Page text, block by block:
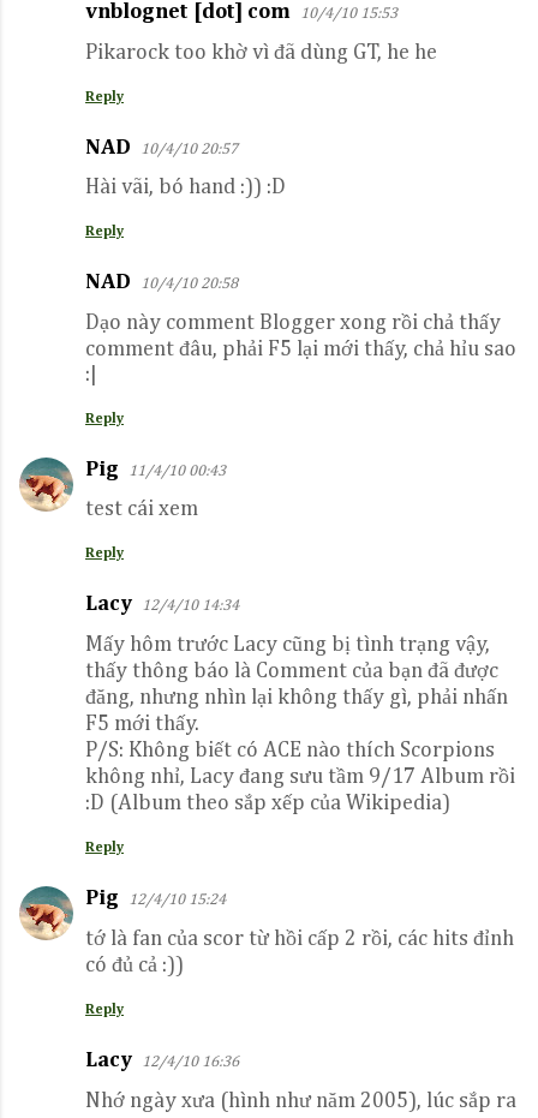
vnblognet [dot] com 10/4/10 15:53
Pikarock too khờ vì đã dùng GT, he he
Reply
NAD 10/4/10 20:57
Hài vãi, bó hand :)) :D
Reply
NAD 10/4/10 20:58
Dạo này comment Blogger xong rồi chả thấy
comment đâu, phải F5 lại mới thấy, chả hỉu sao
:|
Reply
Pig 11/4/10 00:43
test cái xem
Reply
Lacy 12/4/10 14:34
Mấy hôm trước Lacy cũng bị tình trạng vậy,
thấy thông báo là Comment của bạn đã được
đăng, nhưng nhìn lại không thấy gì, phải nhấn
F5 mới thấy.
P/S: Không biết có ACE nào thích Scorpions
không nhỉ, Lacy đang sưu tầm 9/17 Album rồi
:D (Album theo sắp xếp của Wikipedia)
Reply
Pig 12/4/10 15:24
tớ là fan của scor từ hồi cấp 2 rồi, các hits đỉnh
có đủ cả :))
Reply
Lacy 12/4/10 16:36
Nhớ ngày xưa (hình như năm 2005), lúc sắp ra